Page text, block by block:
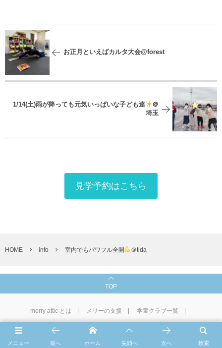
お正月といえばカルタ大会@forest
1/14(土)雨が降っても元気いっぱいな子ども達
＠
埼玉
見学予約はこちら
HOME info 室内でもパワフル全開 ＠tida
TOP
merry attic とは メリーの支援 学童クラブ一覧
1⽇の流れ・イベント CLASS 法人ホームページ お問い合わせ
メニュー 検索
前へ ホーム 先頭へ 次へ